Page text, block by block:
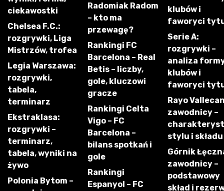
ciekawostki
Chelsea F.C.:
rozgrywki, Liga
Mistrzów, trofea
Legia Warszawa:
rozgrywki,
tabela,
terminarz
Ekstraklasa:
rozgrywki –
terminarz,
tabela, wyniki na
żywo
Polonia Bytom –
Radomiak Radom
– kto ma
przewagę?
Rankingi FC
Barcelona – Real
Betis – liczby,
gole, kluczowi
gracze
Rankingi Celta
Vigo – FC
Barcelona –
bilans spotkań i
gole
Rankingi
Espanyol – FC
klubów i
faworyci
Serie A:
rozgrywki –
analiza
klubów i
faworyci
Rayo
zawodnicy –
stylu i składu
Górnik
zawodnicy –
podstawowy
skład i